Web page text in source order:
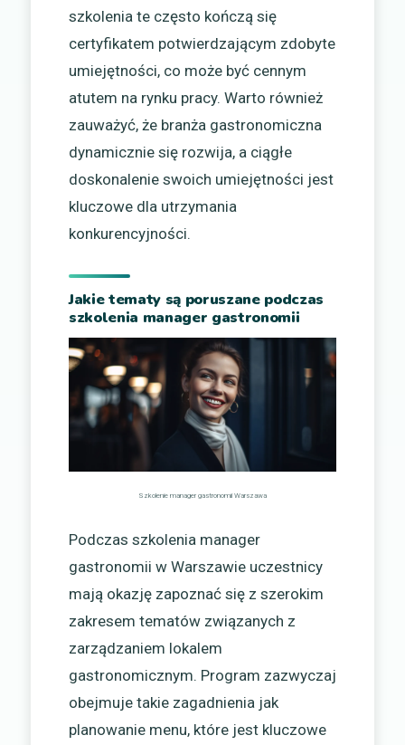
szkolenia te często kończą się
certyfikatem potwierdzającym zdobyte
umiejętności, co może być cennym
atutem na rynku pracy. Warto również
zauważyć, że branża gastronomiczna
dynamicznie się rozwija, a ciągłe
doskonalenie swoich umiejętności jest
kluczowe dla utrzymania
konkurencyjności.
Jakie tematy są poruszane podczas
szkolenia manager gastronomii
Szkolenie manager gastronomii Warszawa
Podczas szkolenia manager
gastronomii w Warszawie uczestnicy
mają okazję zapoznać się z szerokim
zakresem tematów związanych z
zarządzaniem lokalem
gastronomicznym. Program zazwyczaj
obejmuje takie zagadnienia jak
planowanie menu, które jest kluczowe